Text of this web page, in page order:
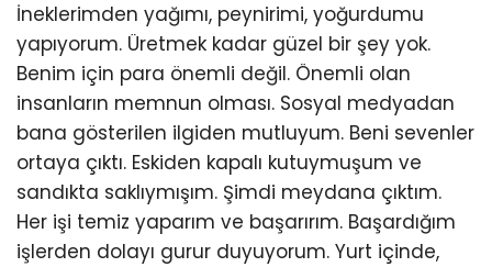
İneklerimden yağımı, peynirimi, yoğurdumu
yapıyorum. Üretmek kadar güzel bir şey yok.
Benim için para önemli değil. Önemli olan
insanların memnun olması. Sosyal medyadan
bana gösterilen ilgiden mutluyum. Beni sevenler
ortaya çıktı. Eskiden kapalı kutuymuşum ve
sandıkta saklıymışım. Şimdi meydana çıktım.
Her işi temiz yaparım ve başarırım. Başardığım
işlerden dolayı gurur duyuyorum. Yurt içinde,